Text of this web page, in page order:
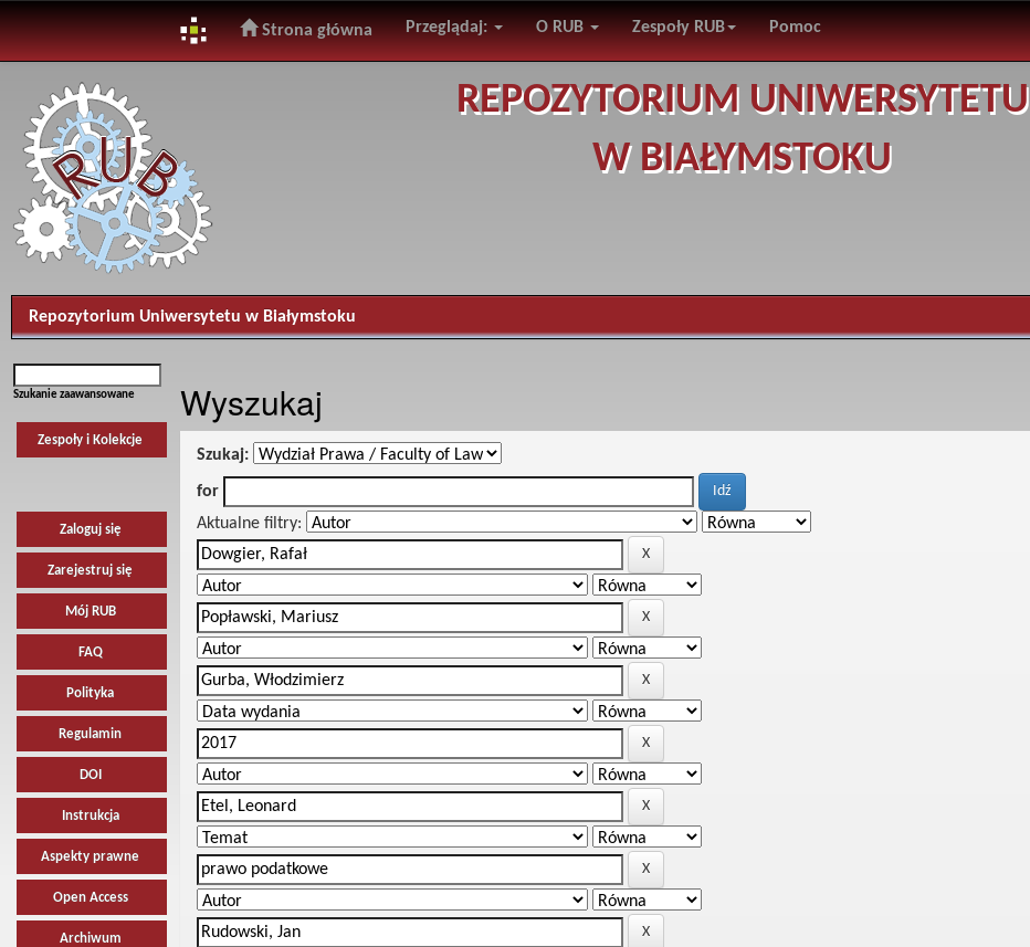
navigation
Strona główna Przeglądaj: O RUB Zespoły RUB Pomoc
REPOZYTORIUM UNIWERSYTETU
W BIAŁYMSTOKU
Repozytorium Uniwersytetu w Białymstoku
Szukanie zaawansowane
Zespoły i Kolekcje
Zaloguj się
Zarejestruj się
Mój RUB
FAQ
Polityka
Regulamin
DOI
Instrukcja
Aspekty prawne
Open Access
Archiwum
Wyszukaj
Szukaj:
for
Aktualne filtry: